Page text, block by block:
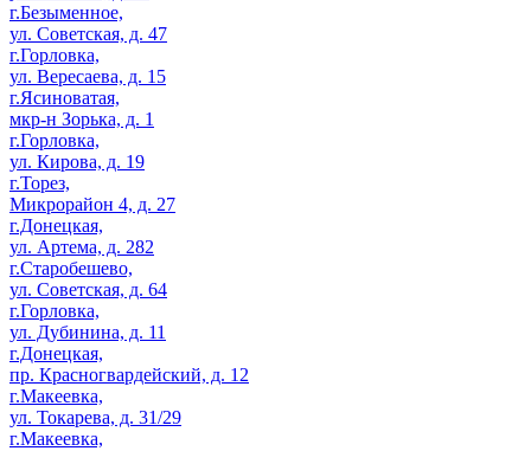
г.Безыменное,
ул. Советская, д. 47
г.Горловка,
ул. Вересаева, д. 15
г.Ясиноватая,
мкр-н Зорька, д. 1
г.Горловка,
ул. Кирова, д. 19
г.Торез,
Микрорайон 4, д. 27
г.Донецкая,
ул. Артема, д. 282
г.Старобешево,
ул. Советская, д. 64
г.Горловка,
ул. Дубинина, д. 11
г.Донецкая,
пр. Красногвардейский, д. 12
г.Макеевка,
ул. Токарева, д. 31/29
г.Макеевка,